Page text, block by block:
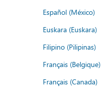
Español (México)
Euskara (Euskara)
Filipino (Pilipinas)
Français (Belgique)
Français (Canada)